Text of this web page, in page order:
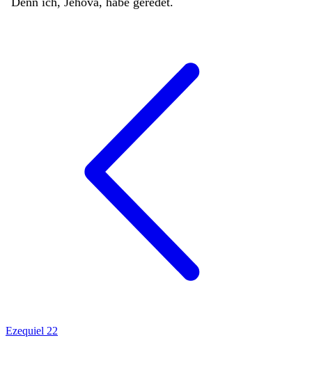
Ezequiel 22